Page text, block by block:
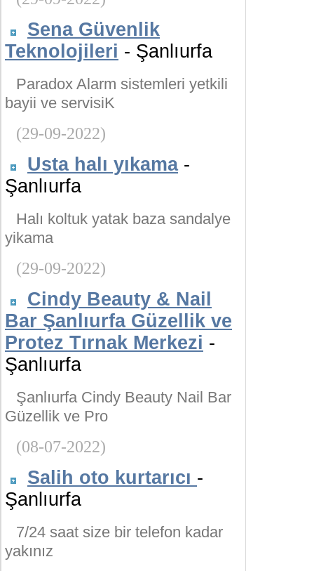
Sena Güvenlik
Teknolojileri - Şanlıurfa
Paradox Alarm sistemleri yetkili
bayii ve servisiK
(29-09-2022)
Usta halı yıkama-
Şanlıurfa
Halı koltuk yatak baza sandalye
yikama
(29-09-2022)
Cindy Beauty & Nail
Bar Şanlıurfa Güzellik ve
Protez Tırnak Merkezi -
Şanlıurfa
Şanlıurfa Cindy Beauty Nail Bar
Güzellik ve Pro
(08-07-2022)
Salih oto kurtarıcı -
Şanlıurfa
7/24 saat size bir telefon kadar
yakınız